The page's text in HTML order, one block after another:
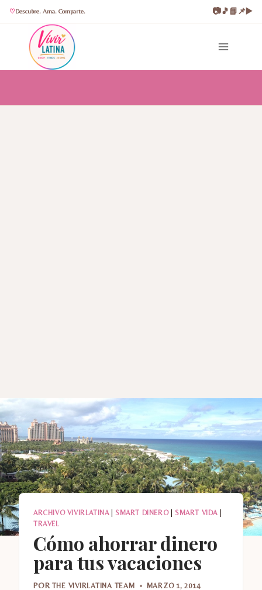
Descubre. Ama. Comparte. 📷🎵📘📌▶️
contenido
ARCHIVO VIVIRLATINA| SMART DINERO| SMART VIDA
TRAVEL
Cómo ahorrar dinero
para tus vacaciones
POR THE VIVIRLATINA TEAM MARZO 1, 2014